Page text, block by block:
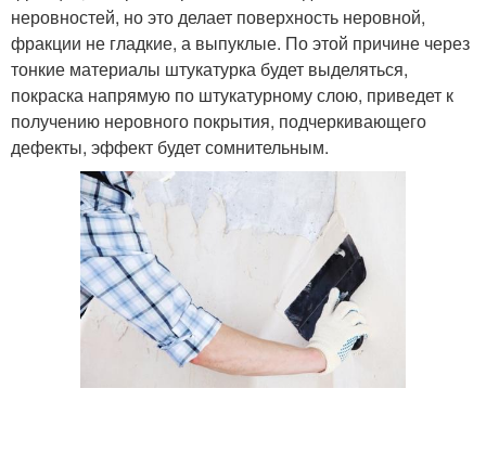
неровностей, но это делает поверхность неровной,
фракции не гладкие, а выпуклые. По этой причине через
тонкие материалы штукатурка будет выделяться,
покраска напрямую по штукатурному слою, приведет к
получению неровного покрытия, подчеркивающего
дефекты, эффект будет сомнительным.